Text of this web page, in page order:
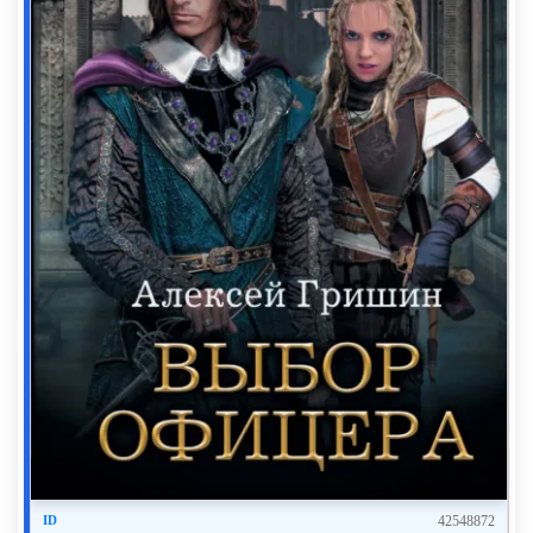
разговор, мало ли кто куда въезжает – у нас же
налито.
Собеседник понял, предложил выпить за старые
времена, а закусив, продолжил:
– Так вот ты представляешь, точно помню, что при
выходе я дверь закрывал, и когда через день вошел в
квартиру, дверь была закрыта, но на подоконнике в
кухне лежала рукопись на ненашем языке. Я в
иностранных ни в зуб копытом, но вот заело – кто и
зачем тень на плетень наводит. Слушай, ты на
пенсии, один хрен бездельничаешь – посмотри, что
это и на фига мне это подбросили. – И он передал
сверток размером с очень большую книгу.
Поскольку делать мне действительно было нечего, я
согласился, пообещав рассказать о первых результатах
недели через три.
42548872